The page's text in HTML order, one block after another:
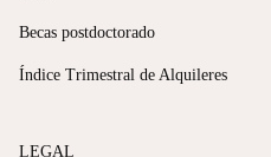
Becas postdoctorado
Índice Trimestral de Alquileres
LEGAL